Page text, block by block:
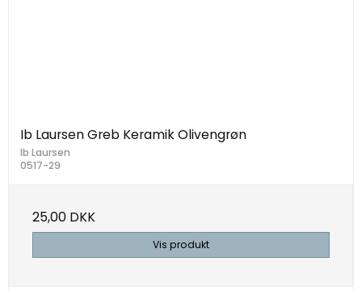
Ib Laursen Greb Keramik Olivengrøn
Ib Laursen
0517-29
25,00 DKK
Vis produkt